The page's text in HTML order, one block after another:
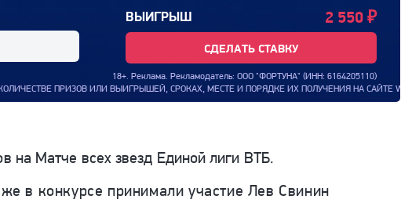
ВЫИГРЫШ 2 550 ₽
СДЕЛАТЬ СТАВКУ
18+. Реклама. Рекламодатель: ООО "ФОРТУНА" (ИНН: 6164205110)
ВЫИГРЫШЕЙ, СРОКАХ, МЕСТЕ И ПОРЯДКЕ ИХ ПОЛУЧЕНИЯ НА САЙТЕ
на Матче всех звезд Единой лиги ВТБ.
в конкурсе принимали участие Лев Свинин